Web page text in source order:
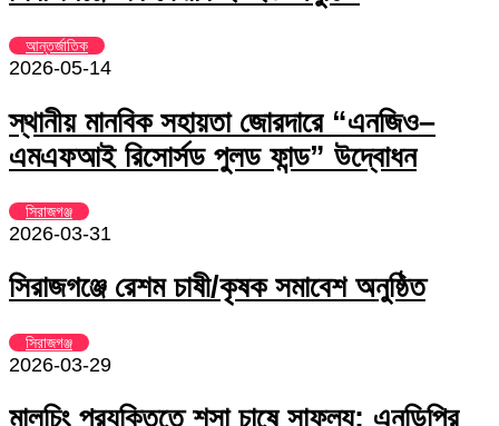
আন্তর্জাতিক
2026-05-14
স্থানীয় মানবিক সহায়তা জোরদারে “এনজিও–
এমএফআই রিসোর্সড পুলড ফান্ড” উদ্বোধন
সিরাজগঞ্জ
2026-03-31
সিরাজগঞ্জে রেশম চাষী/কৃষক সমাবেশ অনুষ্ঠিত
সিরাজগঞ্জ
2026-03-29
মালচিং প্রযুক্তিতে শসা চাষে সাফল্য: এনডিপির